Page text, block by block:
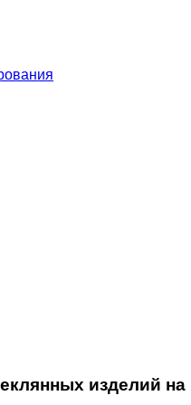
изделий на